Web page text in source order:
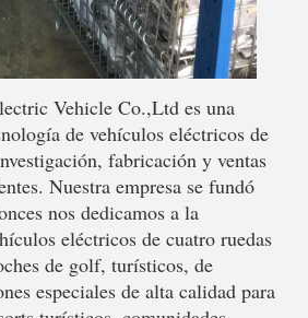
Vehicle Co.,Ltd es una
de vehículos eléctricos de
fabricación y ventas
Nuestra empresa se fundó
nos dedicamos a la
eléctricos de cuatro ruedas
de golf, turísticos, de
especiales de alta calidad para